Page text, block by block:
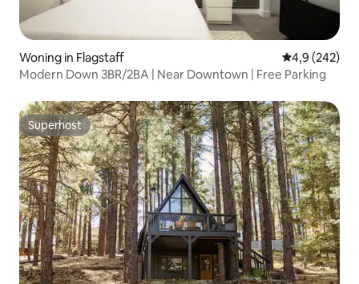
Woning in Flagstaff Gemiddelde
4,9 (242)
Modern Down 3BR/2BA | Near Downtown | Free Parking
Superhost
Superhost